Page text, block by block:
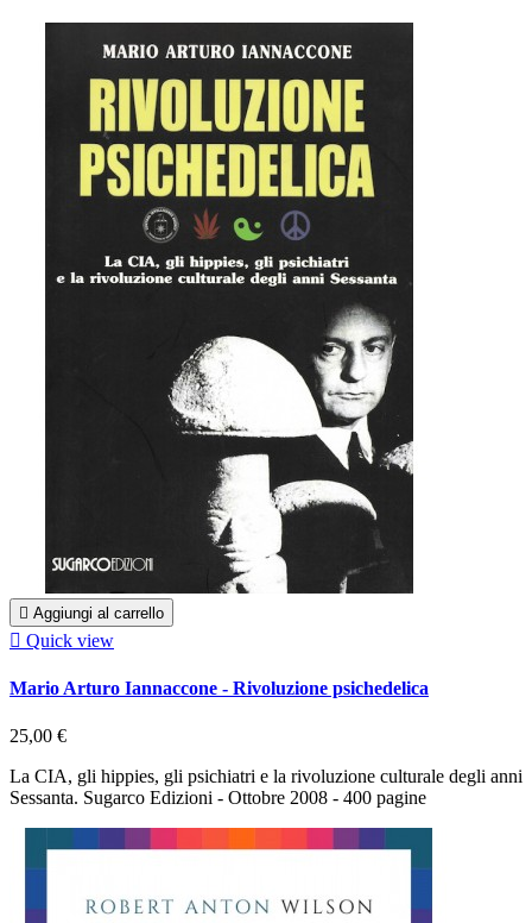
 Aggiungi al carrello
 Quick view
Mario Arturo Iannaccone - Rivoluzione psichedelica
25,00 €
La CIA, gli hippies, gli psichiatri e la rivoluzione culturale degli anni
Sessanta. Sugarco Edizioni - Ottobre 2008 - 400 pagine